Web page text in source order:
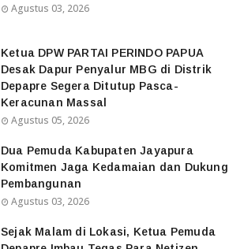
Agustus 03, 2026
Ketua DPW PARTAI PERINDO PAPUA
Desak Dapur Penyalur MBG di Distrik
Depapre Segera Ditutup Pasca-
Keracunan Massal
Agustus 05, 2026
Dua Pemuda Kabupaten Jayapura
Komitmen Jaga Kedamaian dan Dukung
Pembangunan
Agustus 03, 2026
Sejak Malam di Lokasi, Ketua Pemuda